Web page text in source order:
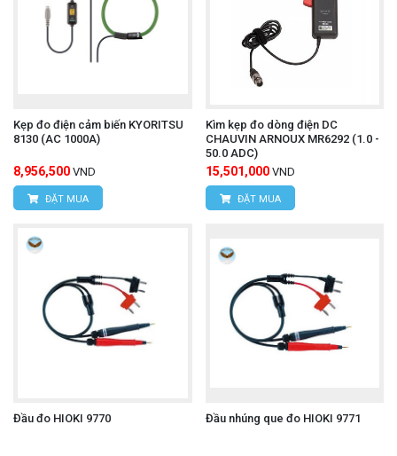
Kẹp đo điện cảm biến KYORITSU
8130 (AC 1000A)
8,956,500 VND
ĐẶT MUA
Kìm kẹp đo dòng điện DC
CHAUVIN ARNOUX MR6292 (1.0 -
50.0 ADC)
15,501,000 VND
ĐẶT MUA
Đầu đo HIOKI 9770 Đầu nhúng que đo HIOKI 9771